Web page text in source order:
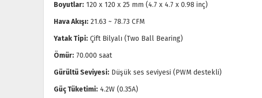
Boyutlar: 120 x 120 x 25 mm (4.7 x 4.7 x 0.98 inç)
Hava Akışı: 21.63 ~ 78.73 CFM
Yatak Tipi: Çift Bilyalı (Two Ball Bearing)
Ömür: 70.000 saat
Gürültü Seviyesi: Düşük ses seviyesi (PWM destekli)
Güç Tüketimi: 4.2W (0.35A)